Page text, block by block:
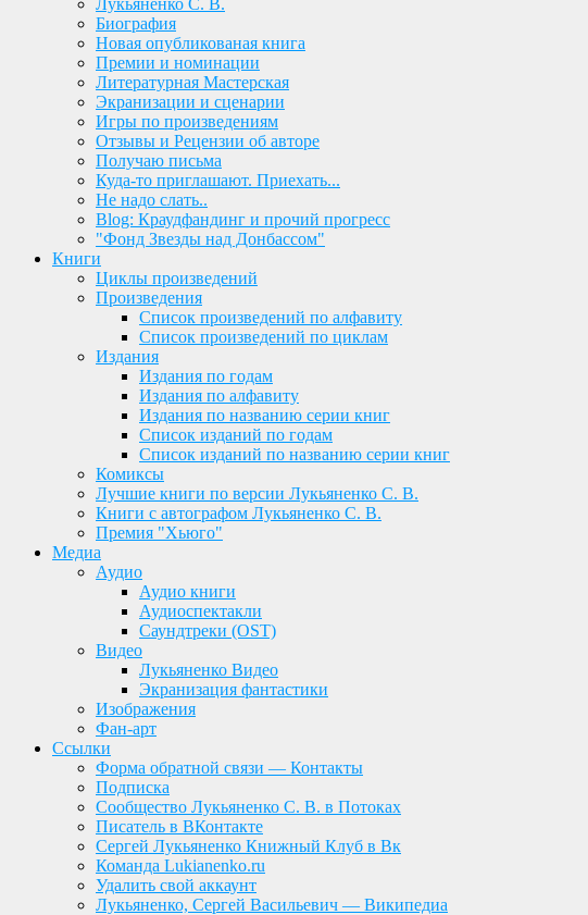
Лукьяненко С. В.
Биография
Новая опубликованая книга
Премии и номинации
Литературная Мастерская
Экранизации и сценарии
Игры по произведениям
Отзывы и Рецензии об авторе
Получаю письма
Куда-то приглашают. Приехать...
Не надо слать..
Blog: Краудфандинг и прочий прогресс
"Фонд Звезды над Донбассом"
Книги
Циклы произведений
Произведения
Список произведений по алфавиту
Список произведений по циклам
Издания
Издания по годам
Издания по алфавиту
Издания по названию серии книг
Список изданий по годам
Список изданий по названию серии книг
Комиксы
Лучшие книги по версии Лукьяненко С. В.
Книги с автографом Лукьяненко С. В.
Премия "Хьюго"
Медиа
Аудио
Аудио книги
Аудиоспектакли
Саундтреки (OST)
Видео
Лукьяненко Видео
Экранизация фантастики
Изображения
Фан-арт
Ссылки
Форма обратной связи — Контакты
Подписка
Сообщество Лукьяненко С. В. в Потоках
Писатель в ВКонтакте
Сергей Лукьяненко Книжный Клуб в Вк
Команда Lukianenko.ru
Удалить свой аккаунт
Лукьяненко, Сергей Васильевич — Википедиа